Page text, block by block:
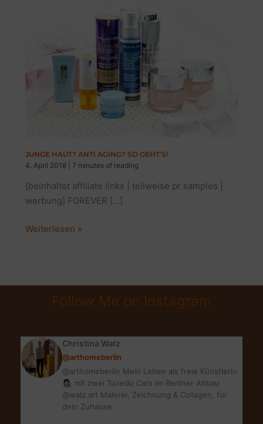
JUNGE HAUT? ANTI AGING? SO GEHT’S!
4. April 2018
7 minutes of reading
[beinhaltet affiliate links | teilweise pr samples |
werbung] FOREVER […]
JUNGE
SO
GEHT’S!
Weiterlesen »
Follow Me on Instagram
Christina Walz
@arthomeberlin
@arthomeberlin Mein Leben als freie Künstlerin
👩🏻‍🎨 mit zwei Tuxedo Cats im Berliner Altbau
@walz.art Malerei, Zeichnung & Collagen, für
dein Zuhause